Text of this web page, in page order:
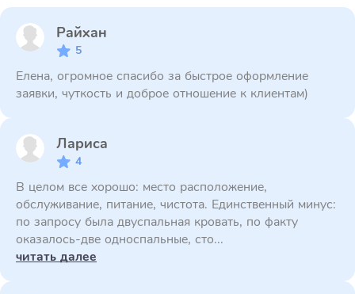
Райхан
5
Елена, огромное спасибо за быстрое оформление
заявки, чуткость и доброе отношение к клиентам)
Лариса
4
В целом все хорошо: место расположение,
обслуживание, питание, чистота. Единственный минус:
по запросу была двуспальная кровать, по факту
оказалось-две односпальные, сто...
читать далее